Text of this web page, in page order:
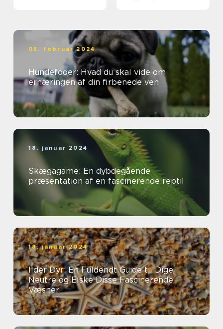
05. februar 2024
Hundefoder: Hvad du skal vide om
ernæringen af din firbenede ven
18. januar 2024
Skægagame: En dybdegående
præsentation af en fascinerende reptil
18. januar 2024
Ilder Dyr: En Fuldendt Guide til Dige,
Neutre og Elske Disse Fascinerende
Væsner